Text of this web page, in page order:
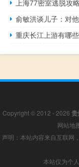
上海77密室逃脱攻略
重庆长江上游有哪
Copyright © 2012 - 2026 贵
网站地
声明：本站内容来自互联网
本站仅为个